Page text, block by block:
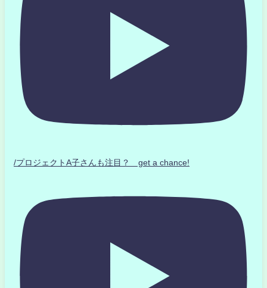
/プロジェクトA子さんも注目？ get a chance!